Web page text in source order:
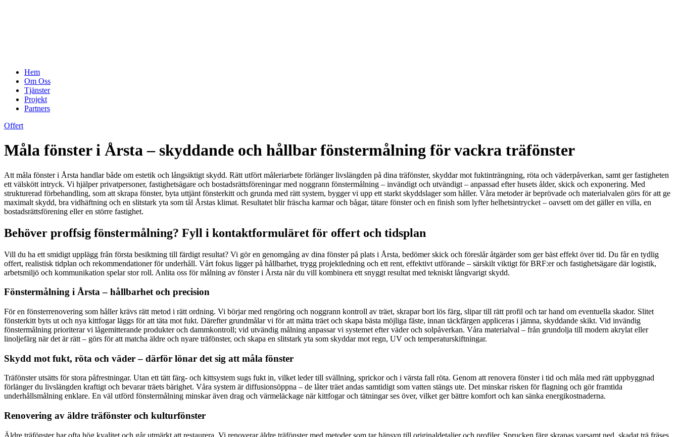
Hem
Om Oss
Tjänster
Projekt
Partners
Offert
Måla fönster i Årsta – skyddande och hållbar fönstermålning för vackra träfönster
Att måla fönster i Årsta handlar både om estetik och långsiktigt skydd. Rätt utfört måleriarbete förlänger livslängden på dina träfönster, skyddar mot fuktinträngning, röta och väderpåverkan, samt ger fastigheten
ett välskött intryck. Vi hjälper privatpersoner, fastighetsägare och bostadsrättsföreningar med noggrann fönstermålning – invändigt och utvändigt – anpassad efter husets ålder, skick och exponering. Med
strukturerad förbehandling, som att skrapa fönster, byta uttjänt fönsterkitt och grunda med rätt system, bygger vi upp ett starkt skyddslager som håller. Våra metoder är beprövade och materialvalen görs för att ge
maximalt skydd, bra vidhäftning och en slitstark yta som tål Årstas klimat. Resultatet blir fräscha karmar och bågar, tätare fönster och en finish som lyfter helhetsintrycket – oavsett om det gäller en villa, en
bostadsrättsförening eller en större fastighet.
Behöver proffsig fönstermålning? Fyll i kontaktformuläret för offert och tidsplan
Vill du ha ett smidigt upplägg från första besiktning till färdigt resultat? Vi gör en genomgång av dina fönster på plats i Årsta, bedömer skick och föreslår åtgärder som ger bäst effekt över tid. Du får en tydlig
offert, realistisk tidplan och rekommendationer för underhåll. Vårt fokus ligger på hållbarhet, trygg projektledning och ett rent, effektivt utförande – särskilt viktigt för BRF:er och fastighetsägare där logistik,
arbetsmiljö och kommunikation spelar stor roll. Anlita oss för målning av fönster i Årsta när du vill kombinera ett snyggt resultat med tekniskt långvarigt skydd.
Fönstermålning i Årsta – hållbarhet och precision
För en fönsterrenovering som håller krävs rätt metod i rätt ordning. Vi börjar med rengöring och noggrann kontroll av träet, skrapar bort lös färg, slipar till rätt profil och tar hand om eventuella skador. Slitet
fönsterkitt byts ut och nya kittfogar läggs för att täta mot fukt. Därefter grundmålar vi för att mätta träet och skapa bästa möjliga fäste, innan täckfärgen appliceras i jämna, skyddande skikt. Vid invändig
fönstermålning prioriterar vi lågemitterande produkter och dammkontroll; vid utvändig målning anpassar vi systemet efter väder och solpåverkan. Våra materialval – från grundolja till modern akrylat eller
linoljefärg när det är rätt – görs för att matcha äldre och nyare träfönster, och skapa en slitstark yta som skyddar mot regn, UV och temperaturskiftningar.
Skydd mot fukt, röta och väder – därför lönar det sig att måla fönster
Träfönster utsätts för stora påfrestningar. Utan ett tätt färg- och kittsystem sugs fukt in, vilket leder till svällning, sprickor och i värsta fall röta. Genom att renovera fönster i tid och måla med rätt uppbyggnad
förlänger du livslängden kraftigt och bevarar träets bärighet. Våra system är diffusionsöppna – de låter träet andas samtidigt som vatten stängs ute. Det minskar risken för flagning och gör framtida
underhållsmålning enklare. En väl utförd fönstermålning minskar även drag och värmeläckage när kittfogar och tätningar ses över, vilket ger bättre komfort och kan sänka energikostnaderna.
Renovering av äldre träfönster och kulturfönster
Äldre träfönster har ofta hög kvalitet och går utmärkt att restaurera. Vi renoverar äldre träfönster med metoder som tar hänsyn till originaldetaljer och profiler. Sprucken färg skrapas varsamt ned, skadat trä fräses